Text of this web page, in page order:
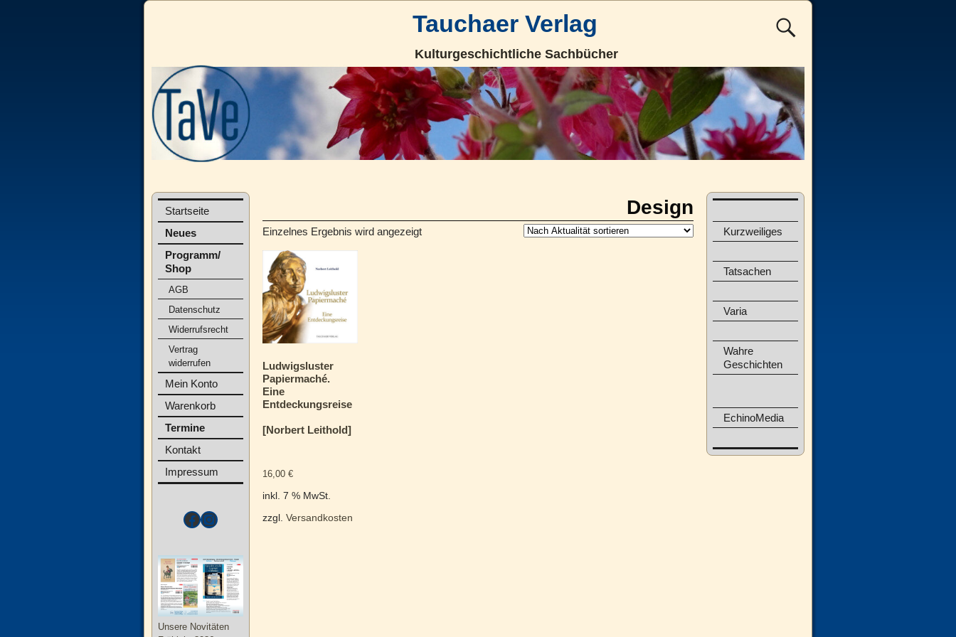
Tauchaer Verlag
Kulturgeschichtliche Sachbücher
Design
Einzelnes Ergebnis wird angezeigt
Ludwigsluster
Papiermaché.
Eine
Entdeckungsreise
[Norbert Leithold]
16,00€
inkl. 7 % MwSt.
zzgl.Versandkosten
Startseite
Neues
Programm/
Shop
AGB
Datenschutz
Widerrufsrecht
Vertrag
widerrufen
Mein Konto
Warenkorb
Termine
Kontakt
Impressum
Unsere Novitäten
Kurzweiliges
Tatsachen
Varia
Wahre
Geschichten
EchinoMedia